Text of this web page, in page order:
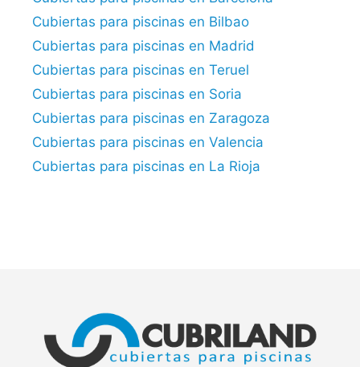
Cubiertas para piscinas en Bilbao
Cubiertas para piscinas en Madrid
Cubiertas para piscinas en Teruel
Cubiertas para piscinas en Soria
Cubiertas para piscinas en Zaragoza
Cubiertas para piscinas en Valencia
Cubiertas para piscinas en La Rioja